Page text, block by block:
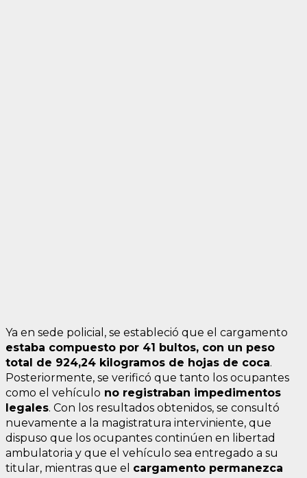
Ya en sede policial, se estableció que el cargamento
estaba compuesto por 41 bultos, con un peso
total de 924,24 kilogramos de hojas de coca.
Posteriormente, se verificó que tanto los ocupantes
como el vehículo no registraban impedimentos
legales. Con los resultados obtenidos, se consultó
nuevamente a la magistratura interviniente, que
dispuso que los ocupantes continúen en libertad
ambulatoria y que el vehículo sea entregado a su
titular, mientras que el cargamento permanezca